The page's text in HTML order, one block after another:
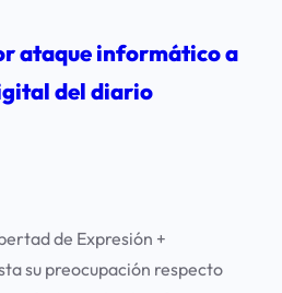
ataque informático a
del diario
de Expresión +
su preocupación respecto